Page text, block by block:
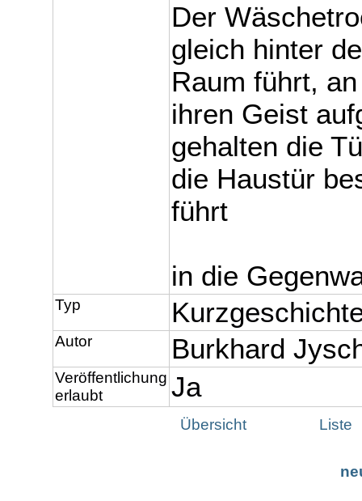
Der
gleich hinter
Raum führt,
ihren Geist
gehalten die
die Haustür
führt
in die
Typ
Autor Burkhard
Veröffentlichung
erlaubt
Ja
Übersicht Liste